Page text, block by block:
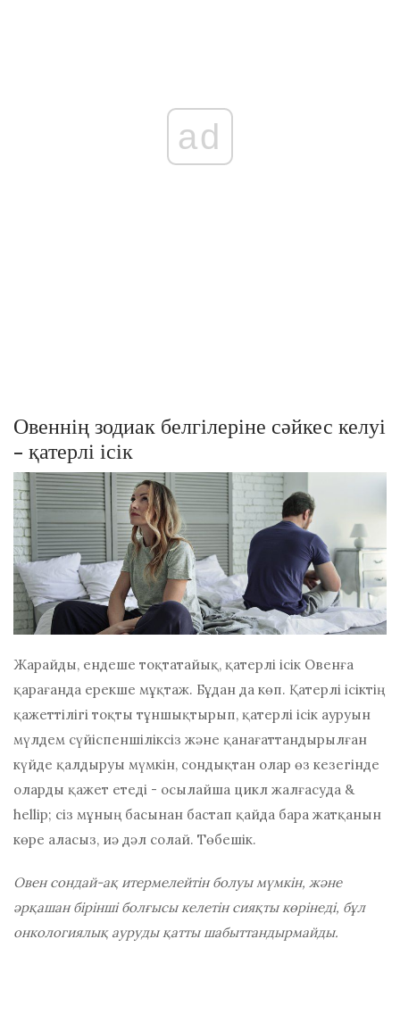
ad
Овеннің зодиак белгілеріне сәйкес келуі
- қатерлі ісік
Жарайды, ендеше тоқтатайық, қатерлі ісік Овенға
қарағанда ерекше мұқтаж. Бұдан да көп. Қатерлі ісіктің
қажеттілігі тоқты тұншықтырып, қатерлі ісік ауруын
мүлдем сүйіспеншіліксіз және қанағаттандырылған
күйде қалдыруы мүмкін, сондықтан олар өз кезегінде
оларды қажет етеді - осылайша цикл жалғасуда &
hellip; сіз мұның басынан бастап қайда бара жатқанын
көре аласыз, иә дәл солай. Төбешік.
Овен сондай-ақ итермелейтін болуы мүмкін, және
әрқашан бірінші болғысы келетін сияқты көрінеді, бұл
онкологиялық ауруды қатты шабыттандырмайды.